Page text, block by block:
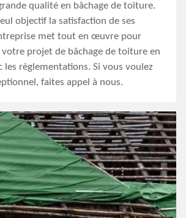
qualité en bâchage de toiture.
objectif la satisfaction de ses
met tout en œuvre pour
projet de bâchage de toiture en
les règlementations. Si vous voulez
faites appel à nous.